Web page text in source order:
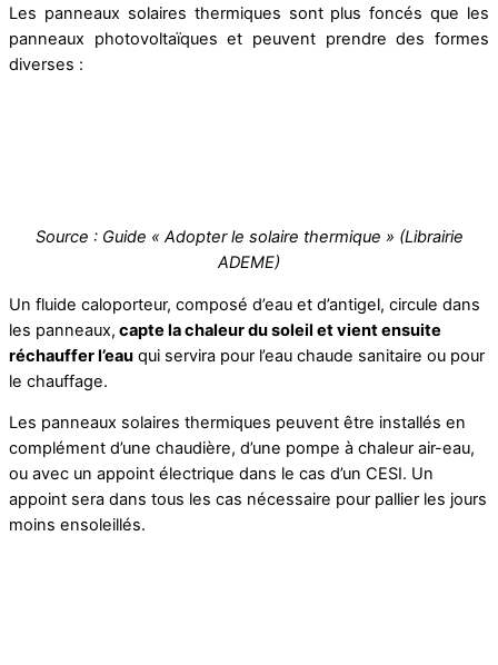
Les panneaux solaires thermiques sont plus foncés que les
panneaux photovoltaïques et peuvent prendre des formes
diverses :
Source : Guide « Adopter le solaire thermique » (Librairie
ADEME)
Un fluide caloporteur, composé d’eau et d’antigel, circule dans
les panneaux, capte la chaleur du soleil et vient ensuite
réchauffer l’eau qui servira pour l’eau chaude sanitaire ou pour
le chauffage.
Les panneaux solaires thermiques peuvent être installés en
complément d’une chaudière, d’une pompe à chaleur air-eau,
ou avec un appoint électrique dans le cas d’un CESI. Un
appoint sera dans tous les cas nécessaire pour pallier les jours
moins ensoleillés.